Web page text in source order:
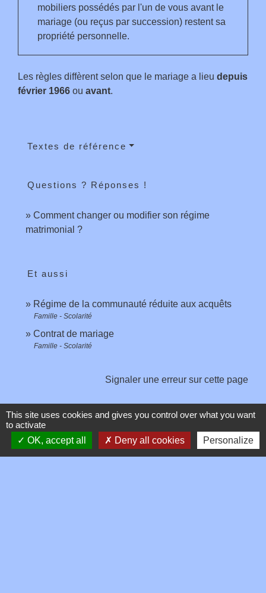
mobiliers possédés par l'un de vous avant le
mariage (ou reçus par succession) restent sa
propriété personnelle.
Les règles diffèrent selon que le mariage a lieu depuis
février 1966 ou avant.
Textes de référence
Questions ? Réponses !
Comment changer ou modifier son régime
matrimonial ?
Et aussi
Régime de la communauté réduite aux acquêts
Famille - Scolarité
Contrat de mariage
Famille - Scolarité
Signaler une erreur sur cette page
Contacts
This site uses cookies and gives you control over what you want
to activate
OK, accept all
Deny all cookies Personalize